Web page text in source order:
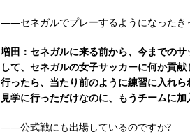
――セネガルでプレーするようになったき
増田：セネガルに来る前から、今までの
して、セネガルの女子サッカーに何か貢
行ったら、当たり前のように練習に入れ
見学に行っただけなのに、もうチームに
――公式戦にも出場しているのですか?